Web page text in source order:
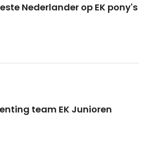
Nederlander op EK pony's
team EK Junioren